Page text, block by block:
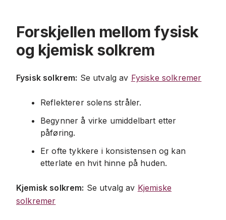
Forskjellen mellom fysisk
og kjemisk solkrem
Fysisk solkrem: Se utvalg av Fysiske solkremer
Reflekterer solens stråler.
Begynner å virke umiddelbart etter
påføring.
Er ofte tykkere i konsistensen og kan
etterlate en hvit hinne på huden.
Kjemisk solkrem: Se utvalg av Kjemiske
solkremer